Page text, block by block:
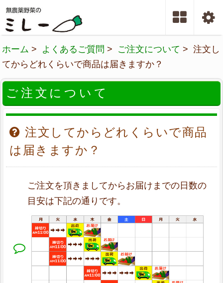
ホーム > よくあるご質問 > ご注文について > 注文し
てからどれくらいで商品は届きますか？
ご注文について
注文してからどれくらいで商品
は届きますか？
ご注文を頂きましてからお届けまでの日数の
目安は下記の通りです。